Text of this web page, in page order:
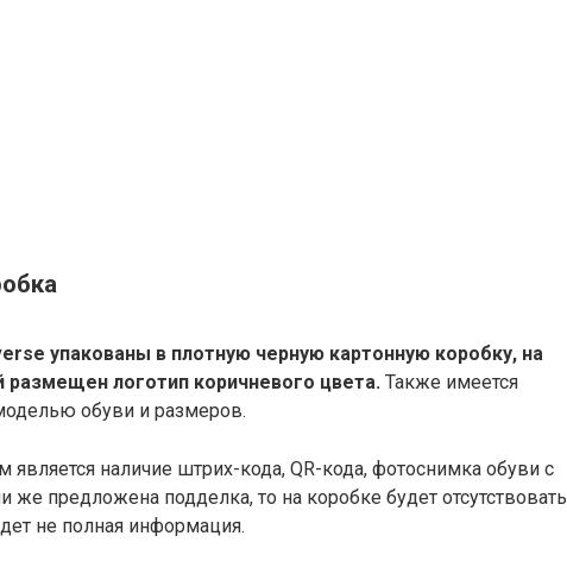
упакованы в плотную черную картонную коробку, на
размещен логотип коричневого цвета. Также имеется
обуви и размеров.
наличие штрих-кода, QR-кода, фотоснимка обуви с
предложена подделка, то на коробке будет отсутствовать
не полная информация.